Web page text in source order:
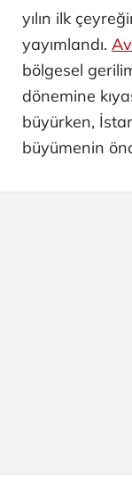
yılın ilk
yayımlandı.
bölgesel
dönemine
büyürken,
büyümenin